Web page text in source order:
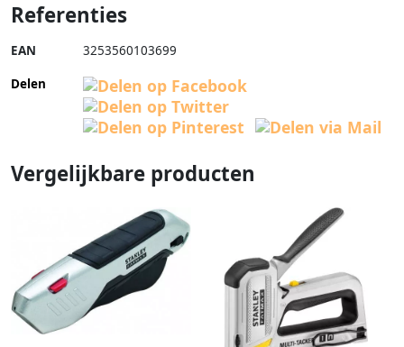
Referenties
EAN 3253560103699
Delen
Vergelijkbare producten